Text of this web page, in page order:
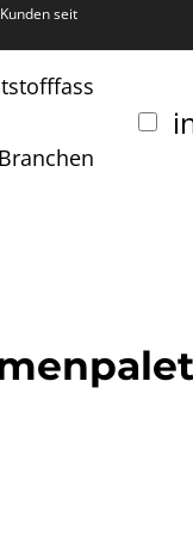
seit
Branchen